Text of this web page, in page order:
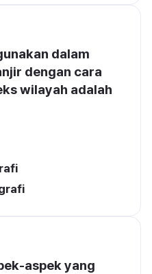
dalam
dengan cara
wilayah adalah
aspek yang